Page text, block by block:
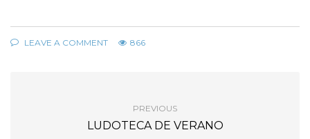
LEAVE A COMMENT 866
PREVIOUS
LUDOTECA DE VERANO